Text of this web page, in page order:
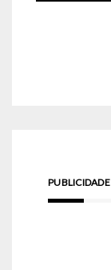
PUBLICIDADE